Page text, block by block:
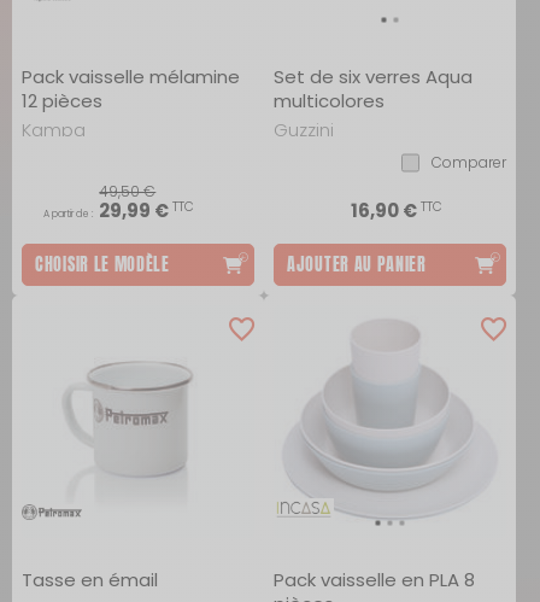
Pack vaisselle mélamine
12 pièces
Kampa
49,50 €
A partir de : 29,99 €TTC
CHOISIR LE MODÈLE
Set de six verres Aqua
multicolores
Guzzini
Comparer
16,90 €TTC
AJOUTER AU PANIER
Tasse en émail
Pack vaisselle en PLA 8